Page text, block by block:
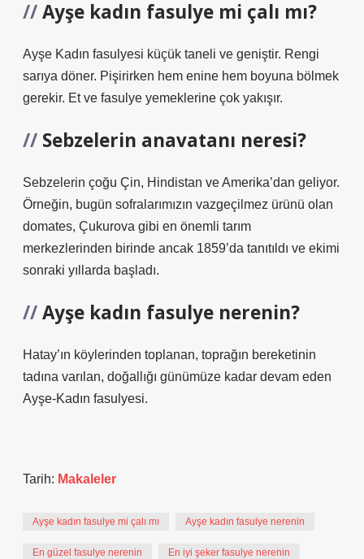
Ayşe kadın fasulye mi çalı mı?
Ayşe Kadın fasulyesi küçük taneli ve geniştir. Rengi
sarıya döner. Pişirirken hem enine hem boyuna bölmek
gerekir. Et ve fasulye yemeklerine çok yakışır.
Sebzelerin anavatanı neresi?
Sebzelerin çoğu Çin, Hindistan ve Amerika’dan geliyor.
Örneğin, bugün sofralarımızın vazgeçilmez ürünü olan
domates, Çukurova gibi en önemli tarım
merkezlerinden birinde ancak 1859’da tanıtıldı ve ekimi
sonraki yıllarda başladı.
Ayşe kadın fasulye nerenin?
Hatay’ın köylerinden toplanan, toprağın bereketinin
tadına varılan, doğallığı günümüze kadar devam eden
Ayşe-Kadın fasulyesi.
Tarih: Makaleler
Ayşe kadın fasulye mi çalı mı Ayşe kadın fasulye nerenin
En güzel fasulye nerenin En iyi şeker fasulye nerenin